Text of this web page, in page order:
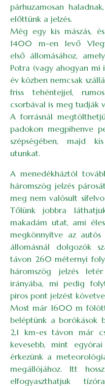
párhuzamosan
előttünk a jelzés.
Még egy kis mászás,
1400 m-en levő
első állomásához,
Potra (vagy ahogyan mi
év közben nemcsak
friss tehéntejjel,
csorbával is meg tudják
A forrásnál
padokon megpihenve
szépségében, majd
utunkat.
A menedékháztól
háromszög jelzés
meg nem valósult
Tőlünk jobbra
makadám utat, ami
megkönnyítve az
állomásnál dolgozók
távon 260 méternyi
háromszög jelzés
irányába, mi pedig
piros pont jelzést
Most már 1600 m
beléptünk a borókások
2,1 km-es távon már
kevesebb, mint
érkezünk a
megállójához. Itt
elfogyaszthatjuk